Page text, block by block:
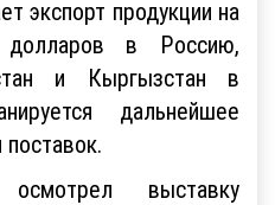
экспорт продукции на
в Россию,
и Кыргызстан в
дальнейшее
выставку